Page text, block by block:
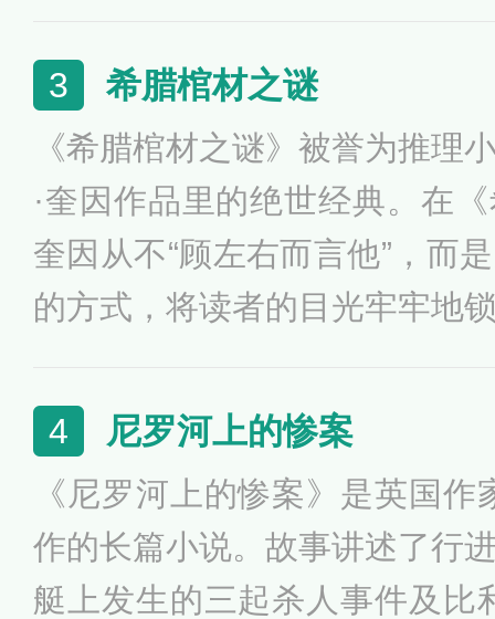
字。道伦家庭的谜又困扰着
虔诚的管家？邪恶的女主人？
不见踪影，神秘博士害怕被人
来，……埃勒里·奎因最终将
书又插入了“挑战读者”，不妨
3 希腊棺材之谜
《希腊棺材之谜》被誉为推理
·奎因作品里的绝世经典。在
奎因从不“顾左右而言他”，而
的方式，将读者的目光牢牢地
的使用，弹孔的存在，打字机
材之谜》的谜团之精巧、逻辑
行文之流畅都是推理小说中难
无愧的古典推理小说范本。
4 尼罗河上的惨案
《尼罗河上的惨案》是英国作
作的长篇小说。故事讲述了行
艇上发生的三起杀人事件及比